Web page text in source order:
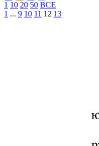
1 10 20 50 ВСЕ
1 ... 9 10 11 12 13